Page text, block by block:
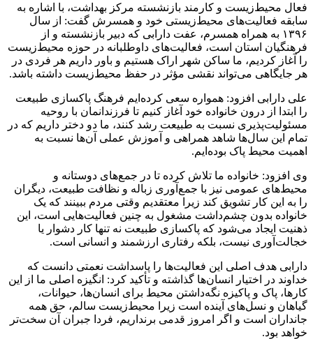
فعال محیط‌زیست و کارمند بازنشسته مرکز بهداشت، با اشاره به
سابقه فعالیت‌های محیط‌زیستی خود و همسرش گفت: از سال
۱۳۹۶ به همراه همسرم، عفت دارابی که دبیر بازنشسته و از
فرهنگیان استان است، فعالیت‌های داوطلبانه در حوزه محیط‌زیست
را آغاز کردیم، ما ساکن شهر اراک هستیم و باور داریم هر فردی در
هر جایگاهی می‌تواند نقشی مؤثر در حفظ محیط‌زیست داشته باشد.
علی دارابی افزود: همواره سعی کرده‌ایم فرهنگ پاکسازی طبیعت
را ابتدا از درون خانواده خود آغاز کنیم تا فرزندانمان با روحیه
مسئولیت‌پذیری نسبت به طبیعت رشد کنند، ما دو دختر داریم که در
تمام این سال‌ها شاهد همراهی و آموزش عملی آن‌ها نسبت به
اهمیت محیط پاک بوده‌ایم.
وی افزود: خانواده ما تلاش کرده تا در جمع‌های دوستانه و
محیط‌های عمومی نیز با جمع‌آوری زباله و نظافت طبیعت، دیگران
را به این کار تشویق کند زیرا معتقدیم وقتی مردم ببینند که یک
خانواده بدون چشم‌داشت مشغول به چنین فعالیت‌هایی است، این
ذهنیت ایجاد می‌شود که پاکسازی طبیعت نه تنها کار دشوار یا
خجالت‌آوری نیست، بلکه رفتاری ارزشمند و انسانی است.
دارابی هدف اصلی این فعالیت‌ها را پاسداشت نعمتی دانست که
خداوند در اختیار انسان‌ها گذاشته و تأکید کرد: انگیزه اصلی ما از این
کارها، پاک و پاکیزه نگه‌داشتن محیط برای انسان‌ها، حیوانات،
گیاهان و نسل‌های آینده است زیرا محیط‌زیست سالم، حق همه
جانداران است و اگر امروز قدمی برنداریم، فردا جبران آن سخت‌تر
خواهد بود.